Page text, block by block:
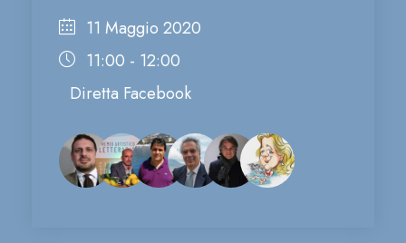
11 Maggio 2020
11:00 - 12:00
Diretta Facebook